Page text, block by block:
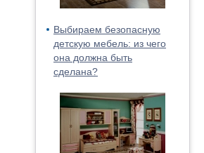
Выбираем безопасную
детскую мебель: из чего
она должна быть
сделана?